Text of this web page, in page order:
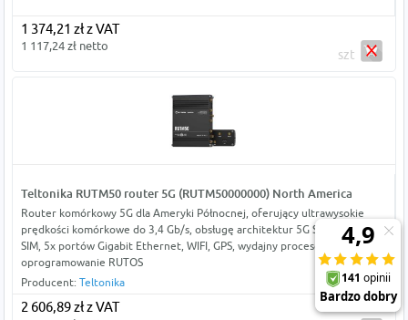
1 374,21 zł z VAT
1 117,24 zł netto
szt
Teltonika RUTM50 router 5G (RUTM50000000) North America
Router komórkowy 5G dla Ameryki Północnej, oferujący ultrawysokie
prędkości komórkowe do 3,4 Gb/s, obsługę architektur 5G SA i NSA, Dual-
SIM, 5x portów Gigabit Ethernet, WIFI, GPS, wydajny procesor i
oprogramowanie RUTOS
Producent: Teltonika
2 606,89 zł z VAT